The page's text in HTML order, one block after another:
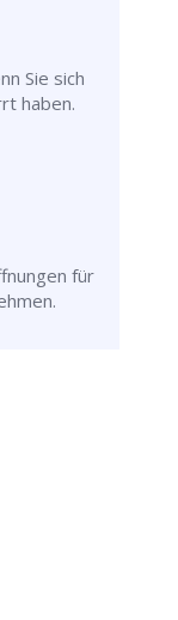
Sie sich
haben.
für